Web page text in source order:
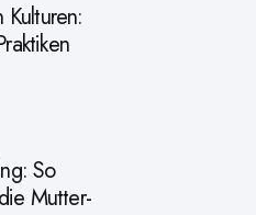
So
Mutter-